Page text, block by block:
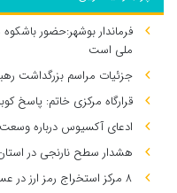
فرماندار بوشهر:حضور
ملی است
جزئیات مراسم بزرگداشت
قرارگاه مرکزی خاتم: پاسخ
ادعای آکسیوس درباره
هشدار سطح نارنجی در
۸ مرکز استخراج رمز ارز در عسلویه متلاشی شد